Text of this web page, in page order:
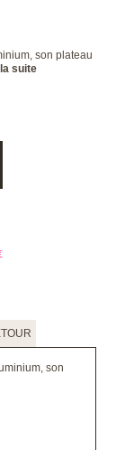
son plateau
suite
son